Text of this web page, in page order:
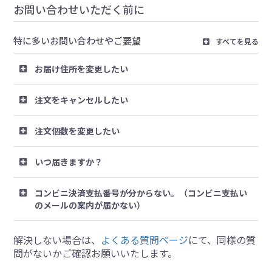
お問い合わせいただく前に
特に多いお問い合わせやご要望 すべてを見る
お届け住所を変更したい
注文をキャンセルしたい
注文個数を変更したい
いつ届きますか？
コンビニ決済支払番号が分からない。（コンビニ支払い
のメールの案内が届かない）
解決しない場合は、 よくある質問ページにて、同様の質
問がないかご確認お願いいたします。